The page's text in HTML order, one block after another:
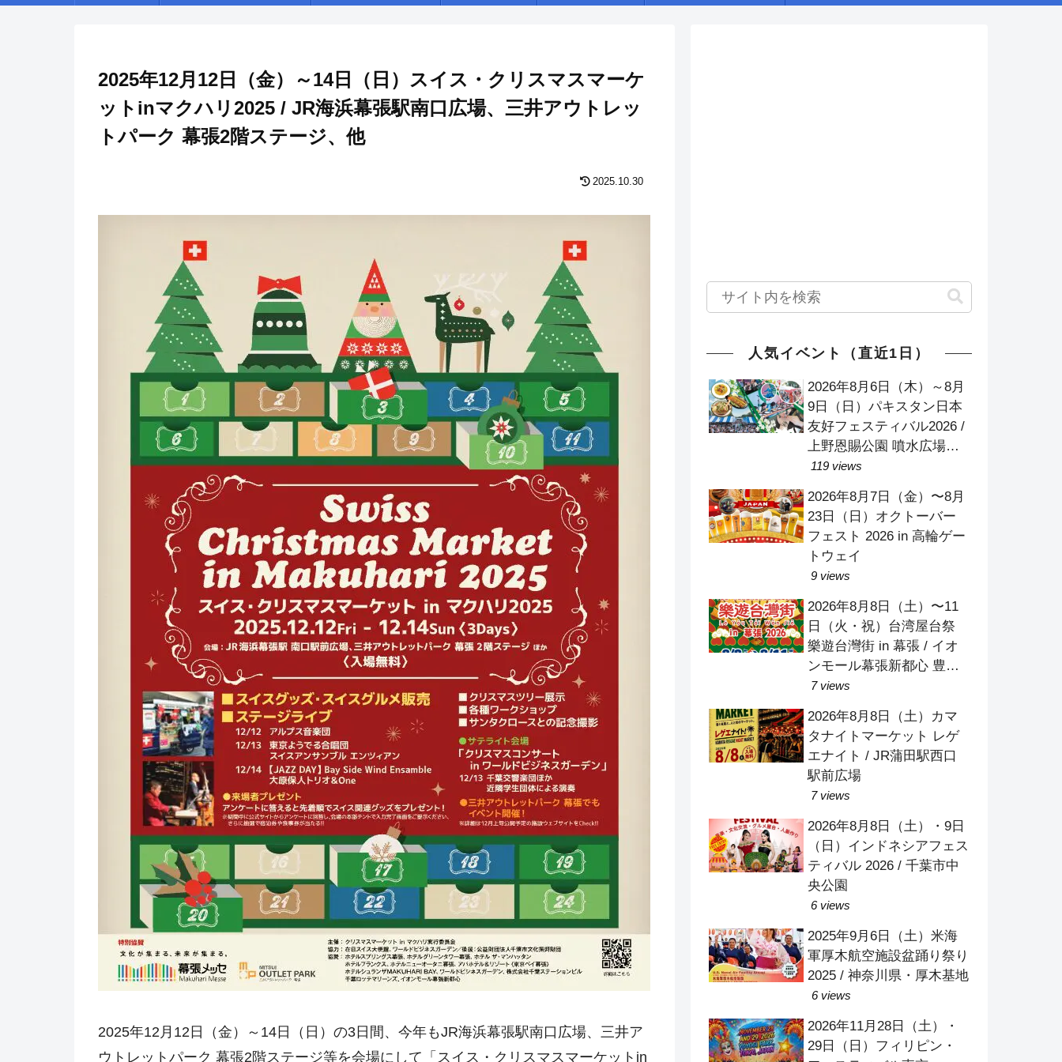
2025年12月12日（金）～14日（日）スイス・クリスマスマーケ
ットinマクハリ2025 / JR海浜幕張駅南口広場、三井アウトレッ
トパーク 幕張2階ステージ、他
2025.10.30
2025年12月12日（金）～14日（日）の3日間、今年もJR海浜幕張駅南口広場、三井ア
ウトレットパーク 幕張2階ステージ等を会場にして「スイス・クリスマスマーケットin
人気イベント（直近1日）
2026年8月6日（木）～8月
9日（日）パキスタン日本
友好フェスティバル2026 /
上野恩賜公園 噴水広場
（竹の台広場）
119 views
2026年8月7日（金）〜8月
23日（日）オクトーバー
フェスト 2026 in 高輪ゲー
トウェイ
9 views
2026年8月8日（土）〜11
日（火・祝）台湾屋台祭
樂遊台灣街 in 幕張 / イオ
ンモール幕張新都心 豊砂
公園
7 views
2026年8月8日（土）カマ
タナイトマーケット レゲ
エナイト / JR蒲田駅西口
駅前広場
7 views
2026年8月8日（土）・9日
（日）インドネシアフェス
ティバル 2026 / 千葉市中
央公園
6 views
2025年9月6日（土）米海
軍厚木航空施設盆踊り祭り
2025 / 神奈川県・厚木基地
6 views
2026年11月28日（土）・
29日（日）フィリピン・